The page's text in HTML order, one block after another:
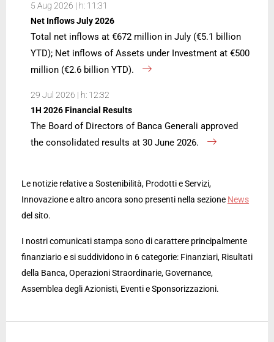
5 Aug 2026 | h: 11:31
Net Inflows July 2026
Total net inflows at €672 million in July (€5.1 billion
YTD); Net inflows of Assets under Investment at €500
million (€2.6 billion YTD).
29 Jul 2026 | h: 12:32
1H 2026 Financial Results
The Board of Directors of Banca Generali approved
the consolidated results at 30 June 2026.
Le notizie relative a Sostenibilità, Prodotti e Servizi,
Innovazione e altro ancora sono presenti nella sezione News
del sito.
I nostri comunicati stampa sono di carattere principalmente
finanziario e si suddividono in 6 categorie: Finanziari, Risultati
della Banca, Operazioni Straordinarie, Governance,
Assemblea degli Azionisti, Eventi e Sponsorizzazioni.